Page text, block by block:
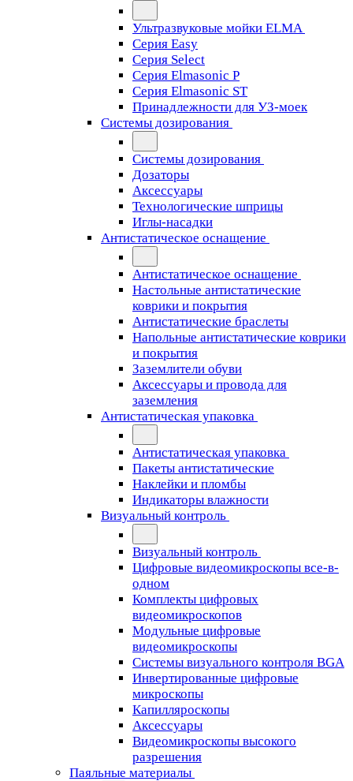
Ультразвуковые мойки ELMA
Серия Easy
Серия Select
Серия Elmasonic P
Серия Elmasonic ST
Принадлежности для УЗ-моек
Системы дозирования
Системы дозирования
Дозаторы
Аксессуары
Технологические шприцы
Иглы-насадки
Антистатическое оснащение
Антистатическое оснащение
Настольные антистатические
коврики и покрытия
Антистатические браслеты
Напольные антистатические коврики
и покрытия
Заземлители обуви
Аксессуары и провода для
заземления
Антистатическая упаковка
Антистатическая упаковка
Пакеты антистатические
Наклейки и пломбы
Индикаторы влажности
Визуальный контроль
Визуальный контроль
Цифровые видеомикроскопы все-в-
одном
Комплекты цифровых
видеомикроскопов
Модульные цифровые
видеомикроскопы
Cистемы визуального контроля BGA
Инвертированные цифровые
микроскопы
Капилляроскопы
Аксессуары
Видеомикроскопы высокого
разрешения
Паяльные материалы